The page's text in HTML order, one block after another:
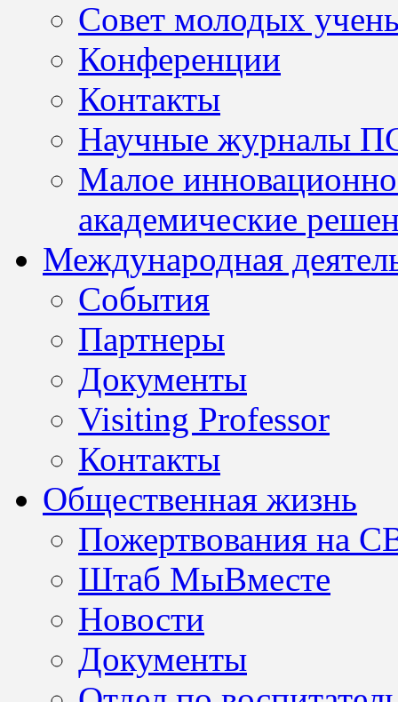
Совет молодых
Конференции
Контакты
Научные журналы
Малое
академические
Международная
События
Партнеры
Документы
Visiting Professor
Контакты
Общественная жизнь
Пожертвования на
Штаб МыВместе
Новости
Документы